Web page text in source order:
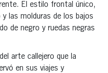
El estilo frontal único,
las molduras de los bajos
de negro y ruedas negras
arte callejero que la
en sus viajes y